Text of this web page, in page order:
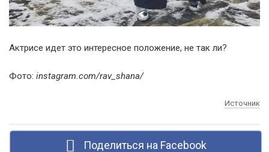
Актрисе идет это интересное положение, не так ли?
Фото: instagram.com/rav_shana/
Источник
Поделиться на Facebook